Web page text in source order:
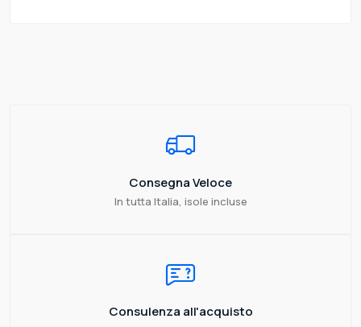
Consegna Veloce
In tutta Italia, isole incluse
Consulenza all'acquisto